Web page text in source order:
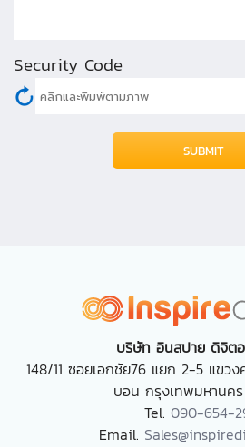
Security Code
บริษัท อินสปาย ดิจิต
148/11 ซอยเอกชัย76 แยก 2-5 แขว
บอน กรุงเทพมหานคร
Tel. 090-654-
Email.